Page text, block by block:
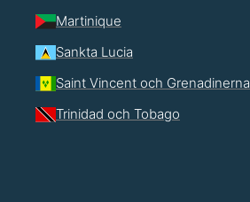
Martinique
Sankta Lucia
Saint Vincent och Grenadinerna
Trinidad och Tobago